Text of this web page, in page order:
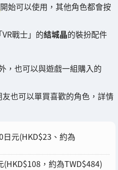
開始可以使用，其他角色都會按
戰士」的結城晶的裝扮配件
，也可以與遊戲一組購入的
也可以單買喜歡的角色，詳情
日元(HKD$23、約為
(HKD$108，約為TWD$484)